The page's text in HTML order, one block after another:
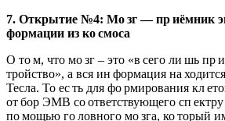
7. Открытие №4: Мозг — приёмник
формации из космоса
О то м, что мо зг – это «в сего ли шь пр
тройство», а вся ин формация на
Тесла. То ес ть для фо рмирования кл
от бор ЭМВ со ответствующего сп
по мощью го ловного мо зга, ко торый